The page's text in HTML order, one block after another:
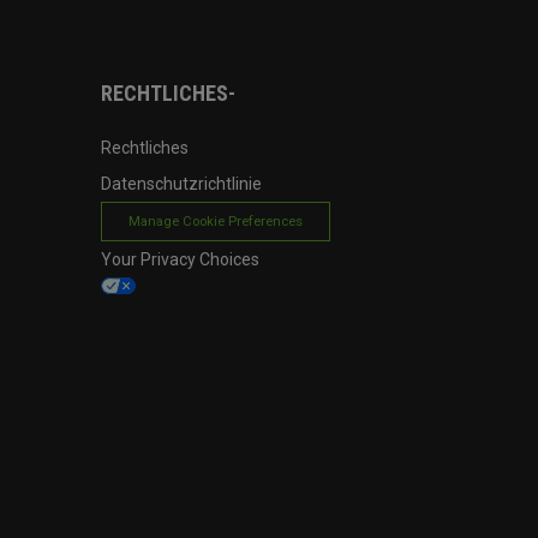
RECHTLICHES-
Rechtliches
Datenschutzrichtlinie
Manage Cookie Preferences
Your Privacy Choices